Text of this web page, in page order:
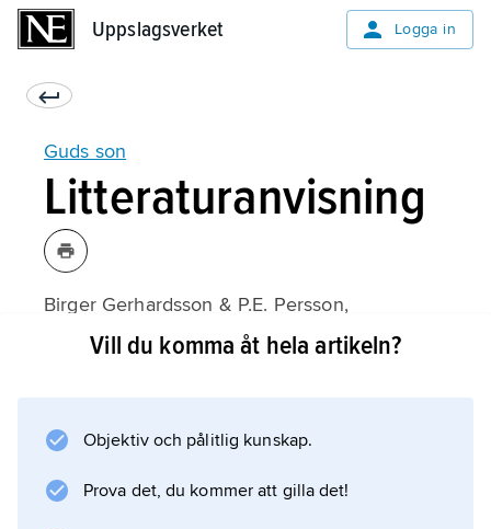
Uppslagsverket Logga in
Guds son
Litteraturanvisning
Birger Gerhardsson & P.E. Persson,
Kyrkans bekännelsefråga
Vill du komma åt hela artikeln?
Objektiv och pålitlig kunskap.
Prova det, du kommer att gilla det!